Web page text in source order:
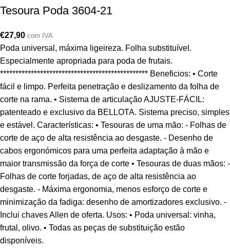
Tesoura Poda 3604-21
€27,90 com IVA
Poda universal, máxima ligeireza. Folha substituível.
Especialmente apropriada para poda de frutais.
************************************************ Beneficios: • Corte
fácil e limpo. Perfeita penetração e deslizamento da folha de
corte na rama. • Sistema de articulação AJUSTE-FÁCIL:
patenteado e exclusivo da BELLOTA. Sistema preciso, simples
e estável. Características: • Tesouras de uma mão: - Folhas de
corte de aço de alta resistência ao desgaste. - Desenho de
cabos ergonómicos para uma perfeita adaptação à mão e
maior transmissão da força de corte • Tesouras de duas mãos: -
Folhas de corte forjadas, de aço de alta resistência ao
desgaste. - Máxima ergonomia, menos esforço de corte e
minimização da fadiga: desenho de amortizadores exclusivo. -
Inclui chaves Allen de oferta. Usos: • Poda universal: vinha,
frutal, olivo. • Todas as peças de substituição estão
disponíveis.